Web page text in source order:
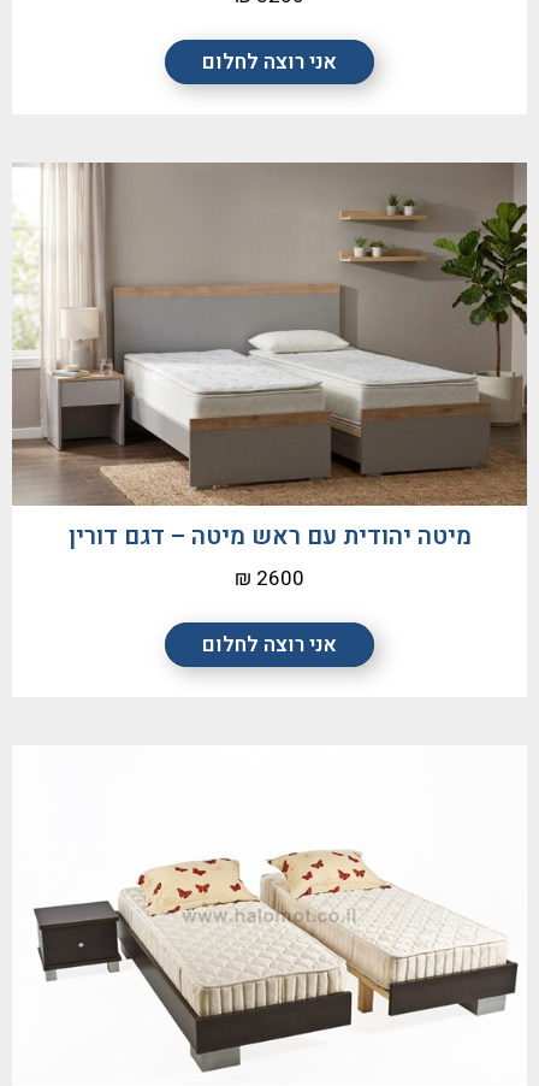
אני רוצה לחלום
אני רוצה לחלום
מיטה יהודית עם ראש מיטה – דגם דורין
2600 ₪